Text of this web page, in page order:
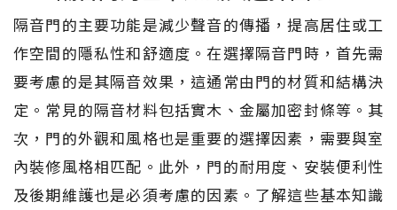
隔音門的主要功能是減少聲音的傳播，提高居住或工
作空間的隱私性和舒適度。在選擇隔音門時，首先需
要考慮的是其隔音效果，這通常由門的材質和結構決
定。常見的隔音材料包括實木、金屬加密封條等。其
次，門的外觀和風格也是重要的選擇因素，需要與室
內裝修風格相匹配。此外，門的耐用度、安裝便利性
及後期維護也是必須考慮的因素。了解這些基本知識